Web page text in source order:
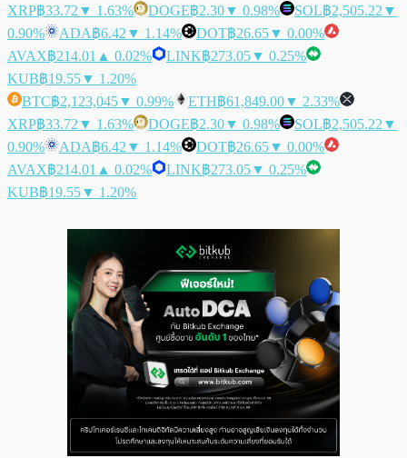
XRP฿33.72 ▼ 1.63% DOGE฿2.30▼ 0.98% SOL฿2,505.22 ▼
0.90%
ADA฿6.42 ▼ 1.14% DOT฿26.65▼ 0.00%
AVAX฿214.01 ▲ 0.02% LINK฿273.05▼ 0.25%
KUB฿19.55▼ 1.20%
BTC฿2,123,045▼ 0.99% ETH฿61,849.00▼ 2.33%
XRP฿33.72 ▼ 1.63% DOGE฿2.30▼ 0.98% SOL฿2,505.22 ▼
0.90%
ADA฿6.42 ▼ 1.14% DOT฿26.65▼ 0.00%
AVAX฿214.01 ▲ 0.02% LINK฿273.05▼ 0.25%
KUB฿19.55▼ 1.20%